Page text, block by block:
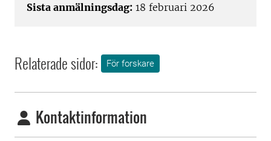
Sista anmälningsdag: 18 februari 2026
Relaterade sidor: För forskare
Kontaktinformation